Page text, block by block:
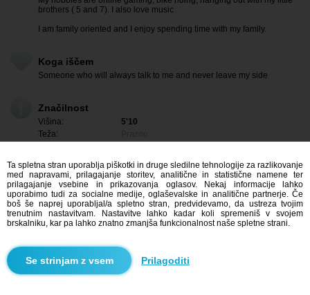
brothers ( 5 and 7). I also love music
I am family oriented and I enjoy spending time with my family.
Koga iščem
Someone who will always talk to me and never leave my side
Značilnost
Višina:
5'10
Teža:
Ta spletna stran uporablja piškotki in druge sledilne tehnologije za razlikovanje
med napravami, prilagajanje storitev, analitične in statistične namene ter
prilagajanje vsebine in prikazovanja oglasov. Nekaj informacije lahko
uporabimo tudi za socialne medije, oglaševalske in analitične partnerje. Če
boš še naprej uporabljal/a spletno stran, predvidevamo, da ustreza tvojim
trenutnim nastavitvam. Nastavitve lahko kadar koli spremeniš v svojem
brskalniku, kar pa lahko znatno zmanjša funkcionalnost naše spletne strani.
Prilagoditi